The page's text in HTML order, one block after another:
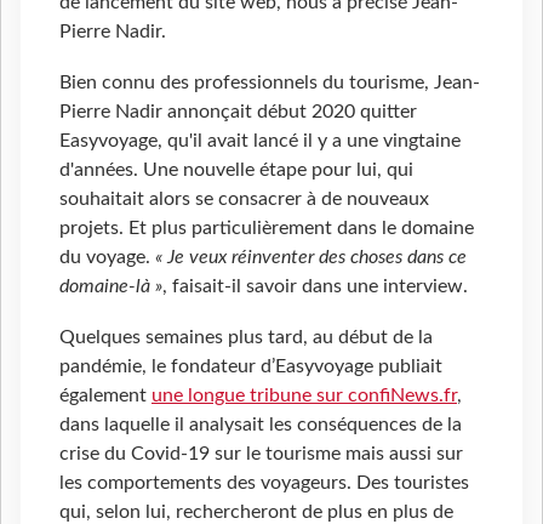
Pierre Nadir.
Bien connu des professionnels du tourisme, Jean-
Pierre Nadir annonçait début 2020 quitter
Easyvoyage, qu'il avait lancé il y a une vingtaine
d'années. Une nouvelle étape pour lui, qui
souhaitait alors se consacrer à de nouveaux
projets. Et plus particulièrement dans le domaine
du voyage. « Je veux réinventer des choses dans ce
domaine-là », faisait-il savoir dans une interview.
Quelques semaines plus tard, au début de la
pandémie, le fondateur d’Easyvoyage publiait
également une longue tribune sur confiNews.fr,
dans laquelle il analysait les conséquences de la
crise du Covid-19 sur le tourisme mais aussi sur
les comportements des voyageurs. Des touristes
qui, selon lui, rechercheront de plus en plus de